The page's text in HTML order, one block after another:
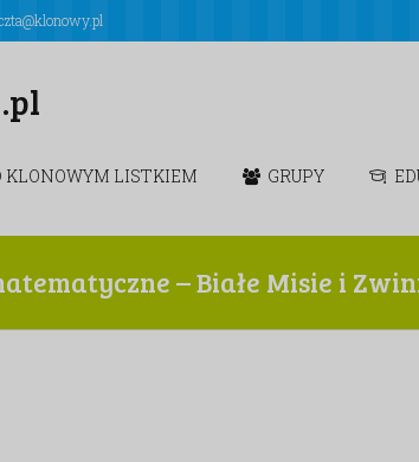
KLONOWYM LISTKIEM GRUPY
– Białe Misie i